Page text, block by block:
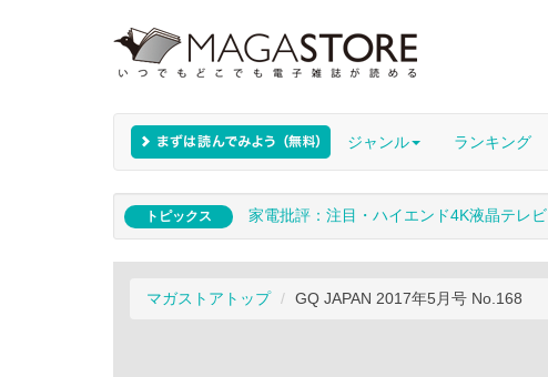
ジャンル ランキング
トピックス 家電批評：注目・ハイエンド4K液晶テレビ
マガストアトップ GQ JAPAN 2017年5月号 No.168